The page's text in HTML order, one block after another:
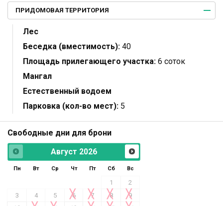
ПРИДОМОВАЯ ТЕРРИТОРИЯ
Лес
Беседка (вместимость): 40
Площадь прилегающего участка: 6 соток
Мангал
Естественный водоем
Парковка (кол-во мест): 5
Свободные дни для брони
Август 2026
Пн Вт Ср Чт Пт Сб Вс
1
2
3
4 5 6 7 8
9